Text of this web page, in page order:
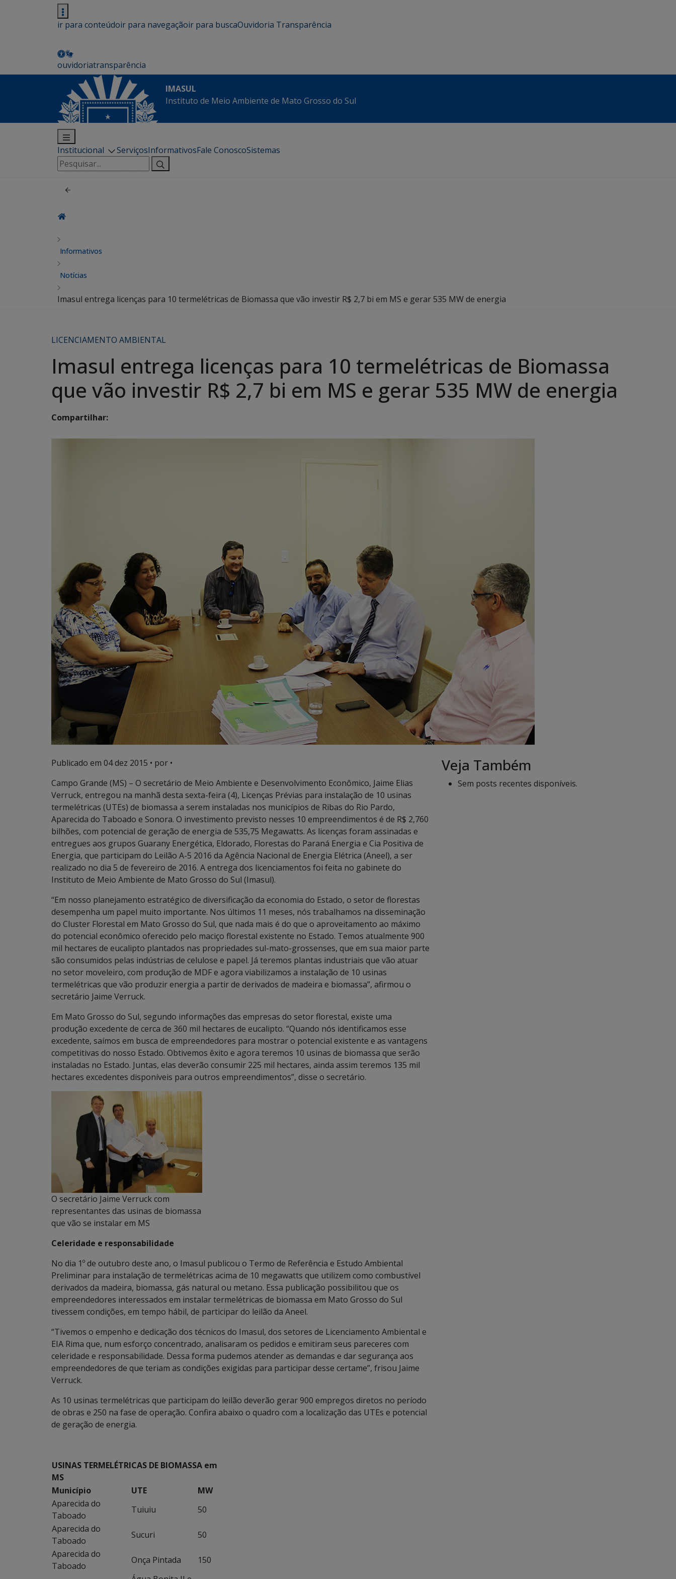
ir para conteúdoir para navegaçãoir para buscaOuvidoria Transparência
ouvidoriatransparência
IMASUL
Instituto de Meio Ambiente de Mato Grosso do Sul
Institucional ServiçosInformativosFale ConoscoSistemas
Pesquisar
por:
Informativos
Notícias
Imasul entrega licenças para 10 termelétricas de Biomassa que vão investir R$ 2,7 bi em MS e gerar 535 MW de energia
LICENCIAMENTO AMBIENTAL
Imasul entrega licenças para 10 termelétricas de Biomassa
que vão investir R$ 2,7 bi em MS e gerar 535 MW de energia
Compartilhar:
Publicado em 04 dez 2015 • por •
Campo Grande (MS) – O secretário de Meio Ambiente e Desenvolvimento Econômico, Jaime Elias
Verruck, entregou na manhã desta sexta-feira (4), Licenças Prévias para instalação de 10 usinas
termelétricas (UTEs) de biomassa a serem instaladas nos municípios de Ribas do Rio Pardo,
Aparecida do Taboado e Sonora. O investimento previsto nesses 10 empreendimentos é de R$ 2,760
bilhões, com potencial de geração de energia de 535,75 Megawatts. As licenças foram assinadas e
entregues aos grupos Guarany Energética, Eldorado, Florestas do Paraná Energia e Cia Positiva de
Energia, que participam do Leilão A-5 2016 da Agência Nacional de Energia Elétrica (Aneel), a ser
realizado no dia 5 de fevereiro de 2016. A entrega dos licenciamentos foi feita no gabinete do
Instituto de Meio Ambiente de Mato Grosso do Sul (Imasul).
“Em nosso planejamento estratégico de diversificação da economia do Estado, o setor de florestas
desempenha um papel muito importante. Nos últimos 11 meses, nós trabalhamos na disseminação
do Cluster Florestal em Mato Grosso do Sul, que nada mais é do que o aproveitamento ao máximo
do potencial econômico oferecido pelo maciço florestal existente no Estado. Temos atualmente 900
mil hectares de eucalipto plantados nas propriedades sul-mato-grossenses, que em sua maior parte
são consumidos pelas indústrias de celulose e papel. Já teremos plantas industriais que vão atuar
no setor moveleiro, com produção de MDF e agora viabilizamos a instalação de 10 usinas
termelétricas que vão produzir energia a partir de derivados de madeira e biomassa”, afirmou o
secretário Jaime Verruck.
Em Mato Grosso do Sul, segundo informações das empresas do setor florestal, existe uma
produção excedente de cerca de 360 mil hectares de eucalipto. “Quando nós identificamos esse
excedente, saímos em busca de empreendedores para mostrar o potencial existente e as vantagens
competitivas do nosso Estado. Obtivemos êxito e agora teremos 10 usinas de biomassa que serão
instaladas no Estado. Juntas, elas deverão consumir 225 mil hectares, ainda assim teremos 135 mil
hectares excedentes disponíveis para outros empreendimentos”, disse o secretário.
O secretário Jaime Verruck com
representantes das usinas de biomassa
que vão se instalar em MS
Celeridade e responsabilidade
No dia 1º de outubro deste ano, o Imasul publicou o Termo de Referência e Estudo Ambiental
Preliminar para instalação de termelétricas acima de 10 megawatts que utilizem como combustível
derivados da madeira, biomassa, gás natural ou metano. Essa publicação possibilitou que os
empreendedores interessados em instalar termelétricas de biomassa em Mato Grosso do Sul
tivessem condições, em tempo hábil, de participar do leilão da Aneel.
“Tivemos o empenho e dedicação dos técnicos do Imasul, dos setores de Licenciamento Ambiental e
EIA Rima que, num esforço concentrado, analisaram os pedidos e emitiram seus pareceres com
celeridade e responsabilidade. Dessa forma pudemos atender as demandas e dar segurança aos
empreendedores de que teriam as condições exigidas para participar desse certame”, frisou Jaime
Verruck.
As 10 usinas termelétricas que participam do leilão deverão gerar 900 empregos diretos no período
de obras e 250 na fase de operação. Confira abaixo o quadro com a localização das UTEs e potencial
de geração de energia.
USINAS TERMELÉTRICAS DE BIOMASSA em
MS
Município
UTE
MW
Aparecida do
Taboado
Tuiuiu
50
Aparecida do
Taboado
Sucuri
50
Aparecida do
Taboado
Onça Pintada
150
Veja Também
Sem posts recentes disponíveis.